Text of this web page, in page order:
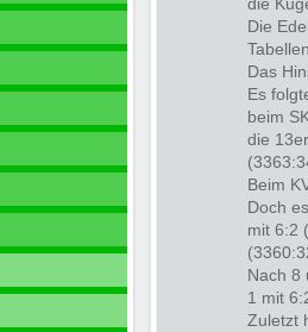
Die
Das
Es
beim
die
Beim
Doch
mit 6:2
Nach 8
1 mit
Zuletzt